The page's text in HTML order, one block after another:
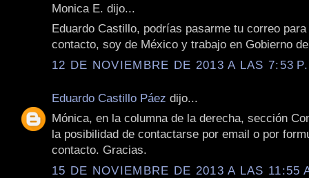
Monica E. dijo...
Eduardo Castillo, podrías pasarme tu correo
contacto, soy de México y trabajo en Gobierno
12 DE NOVIEMBRE DE 2013 A LAS 7:53
Eduardo Castillo Páez dijo...
Mónica, en la columna de la derecha, sección
la posibilidad de contactarse por email o por
contacto. Gracias.
15 DE NOVIEMBRE DE 2013 A LAS 11:55